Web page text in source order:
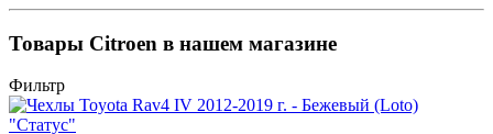
Товары Citroen в нашем магазине
Фильтр